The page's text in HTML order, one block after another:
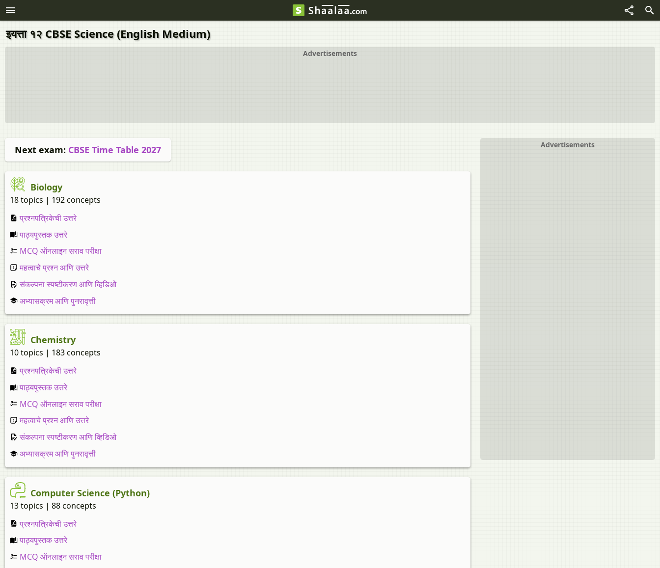
इयत्ता १२ CBSE Science (English Medium)
Advertisements
Advertisements
Next exam: CBSE Time Table 2027
Biology
18 topics | 192 concepts
प्रश्नपत्रिकेची उत्तरे
पाठ्यपुस्तक उत्तरे
MCQ ऑनलाइन सराव परीक्षा
महत्वाचे प्रश्न आणि उत्तरे
संकल्पना स्पष्टीकरण आणि व्हिडिओ
अभ्यासक्रम आणि पुनरावृत्ती
Chemistry
10 topics | 183 concepts
प्रश्नपत्रिकेची उत्तरे
पाठ्यपुस्तक उत्तरे
MCQ ऑनलाइन सराव परीक्षा
महत्वाचे प्रश्न आणि उत्तरे
संकल्पना स्पष्टीकरण आणि व्हिडिओ
अभ्यासक्रम आणि पुनरावृत्ती
Computer Science (Python)
13 topics | 88 concepts
प्रश्नपत्रिकेची उत्तरे
पाठ्यपुस्तक उत्तरे
MCQ ऑनलाइन सराव परीक्षा